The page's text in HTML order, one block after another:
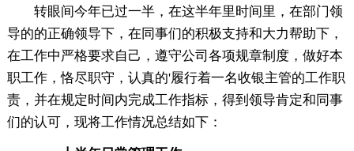
转眼间今年已过一半，在这半年里时间里，在部门领
导的的正确领导下，在同事们的积极支持和大力帮助下，
在工作中严格要求自己，遵守公司各项规章制度，做好本
职工作，恪尽职守，认真的'履行着一名收银主管的工作职
责，并在规定时间内完成工作指标，得到领导肯定和同事
们的认可，现将工作情况总结如下：